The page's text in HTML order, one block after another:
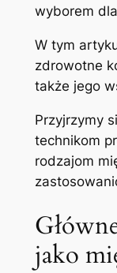
wyborem
W tym
zdrowotne
także jego
Przyjrzymy
technikom
rodzajom
jako